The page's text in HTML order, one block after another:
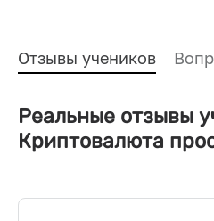
Отзывы учеников
Реальные отзывы
Криптовалюта